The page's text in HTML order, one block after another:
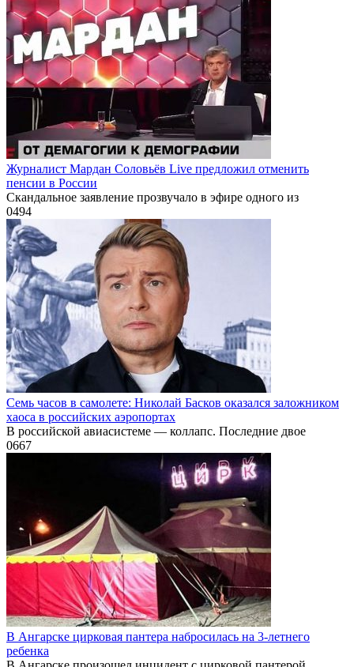
Журналист Мардан Соловьёв Live предложил отменить
пенсии в России
Скандальное заявление прозвучало в эфире одного из
0494
Семь часов в самолете: Николай Басков оказался заложником
хаоса в российских аэропортах
В российской авиасистеме — коллапс. Последние двое
0667
В Ангарске цирковая пантера набросилась на 3-летнего
ребенка